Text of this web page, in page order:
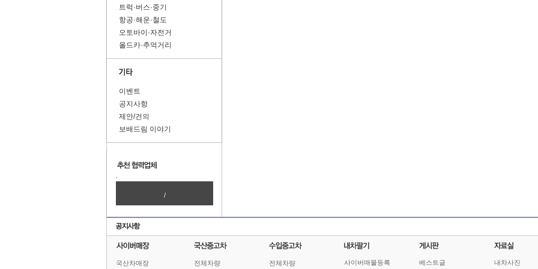
트럭·버스·중기
항공·해운·철도
오토바이·자전거
올드카·추억거리
이벤트
공지사항
제안/건의
보배드림 이야기
/
국산차매장 전체차량 전체차량 사이버매물등록 베스트글 내차사진